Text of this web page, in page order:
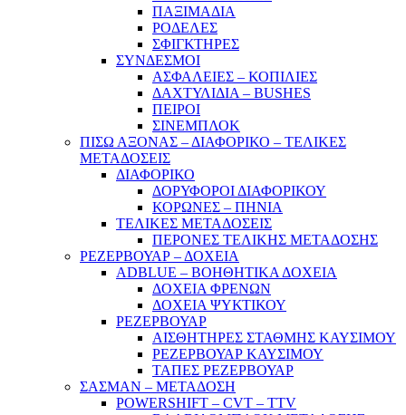
ΠΑΞΙΜΑΔΙΑ
ΡΟΔΕΛΕΣ
ΣΦΙΓΚΤΗΡΕΣ
ΣΥΝΔΕΣΜΟΙ
ΑΣΦΑΛΕΙΕΣ – ΚΟΠΙΛΙΕΣ
ΔΑΧΤΥΛΙΔΙΑ – BUSHES
ΠΕΙΡΟΙ
ΣΙΝΕΜΠΛΟΚ
ΠΙΣΩ ΑΞΟΝΑΣ – ΔΙΑΦΟΡΙΚΟ – ΤΕΛΙΚΕΣ
ΜΕΤΑΔΟΣΕΙΣ
ΔΙΑΦΟΡΙΚΟ
ΔΟΡΥΦΟΡΟΙ ΔΙΑΦΟΡΙΚΟΥ
ΚΟΡΩΝΕΣ – ΠΗΝΙΑ
ΤΕΛΙΚΕΣ ΜΕΤΑΔΟΣΕΙΣ
ΠΕΡΟΝΕΣ ΤΕΛΙΚΗΣ ΜΕΤΑΔΟΣΗΣ
ΡΕΖΕΡΒΟΥΑΡ – ΔΟΧΕΙΑ
ADBLUE – ΒΟΗΘΗΤΙΚΑ ΔΟΧΕΙΑ
ΔΟΧΕΙΑ ΦΡΕΝΩΝ
ΔΟΧΕΙΑ ΨΥΚΤΙΚΟΥ
ΡΕΖΕΡΒΟΥΑΡ
ΑΙΣΘΗΤΗΡΕΣ ΣΤΑΘΜΗΣ ΚΑΥΣΙΜΟΥ
ΡΕΖΕΡΒΟΥΑΡ ΚΑΥΣΙΜΟΥ
ΤΑΠΕΣ ΡΕΖΕΡΒΟΥΑΡ
ΣΑΣΜΑΝ – ΜΕΤΑΔΟΣΗ
POWERSHIFT – CVT – TTV